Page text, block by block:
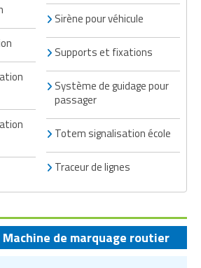
Sirène pour véhicule
Supports et fixations
Système de guidage pour
passager
Totem signalisation école
Traceur de lignes
de marquage routier